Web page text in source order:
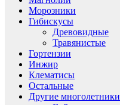
Морозники
Гибискусы
Древовидные
Травянистые
Гортензии
Инжир
Клематисы
Остальные
Другие многолетники